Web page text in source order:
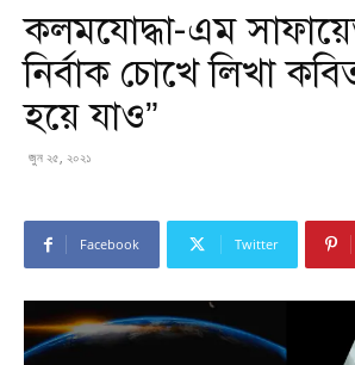
কলমযোদ্ধা-এম
নির্বাক চোখে লিখা
হয়ে যাও”
জুন ২৫, ২০২১
Facebook Twitter